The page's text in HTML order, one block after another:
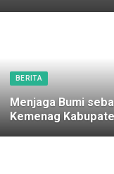
BERITA
Menjaga Bumi
Kemenag